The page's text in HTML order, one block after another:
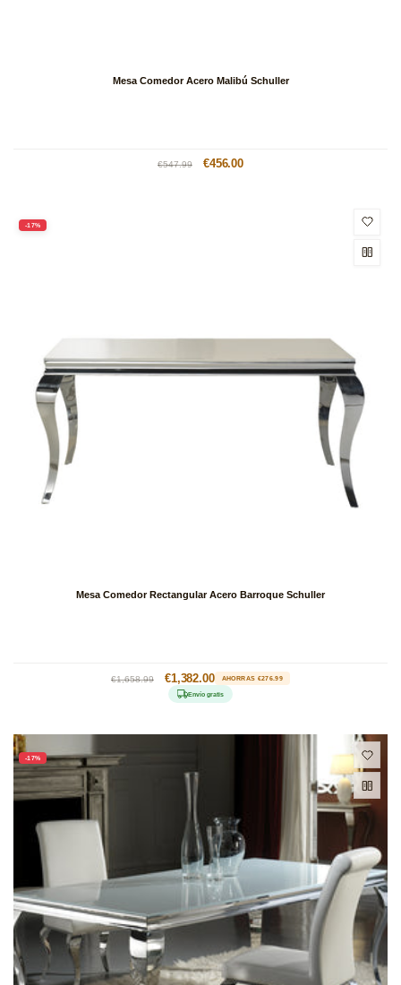
Mesa Comedor Acero Malibú Schuller
Precio
€547.99
Precio
€456.00
-17%
Mesa Comedor Rectangular Acero Barroque Schuller
Precio
€1,658.99
Precio
de
oferta
€1,382.00 AHORRAS €276.99
Envío gratis
-17%